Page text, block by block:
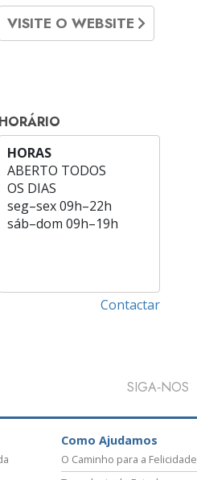
VISITE O WEBSITE
HORÁRIO
HORAS
ABERTO TODOS
OS DIAS
seg–sex09h–22h
sáb–dom 09h–19h
Contactar
SIGA‑NOS
Como Ajudamos
O Caminho para a Felicidade